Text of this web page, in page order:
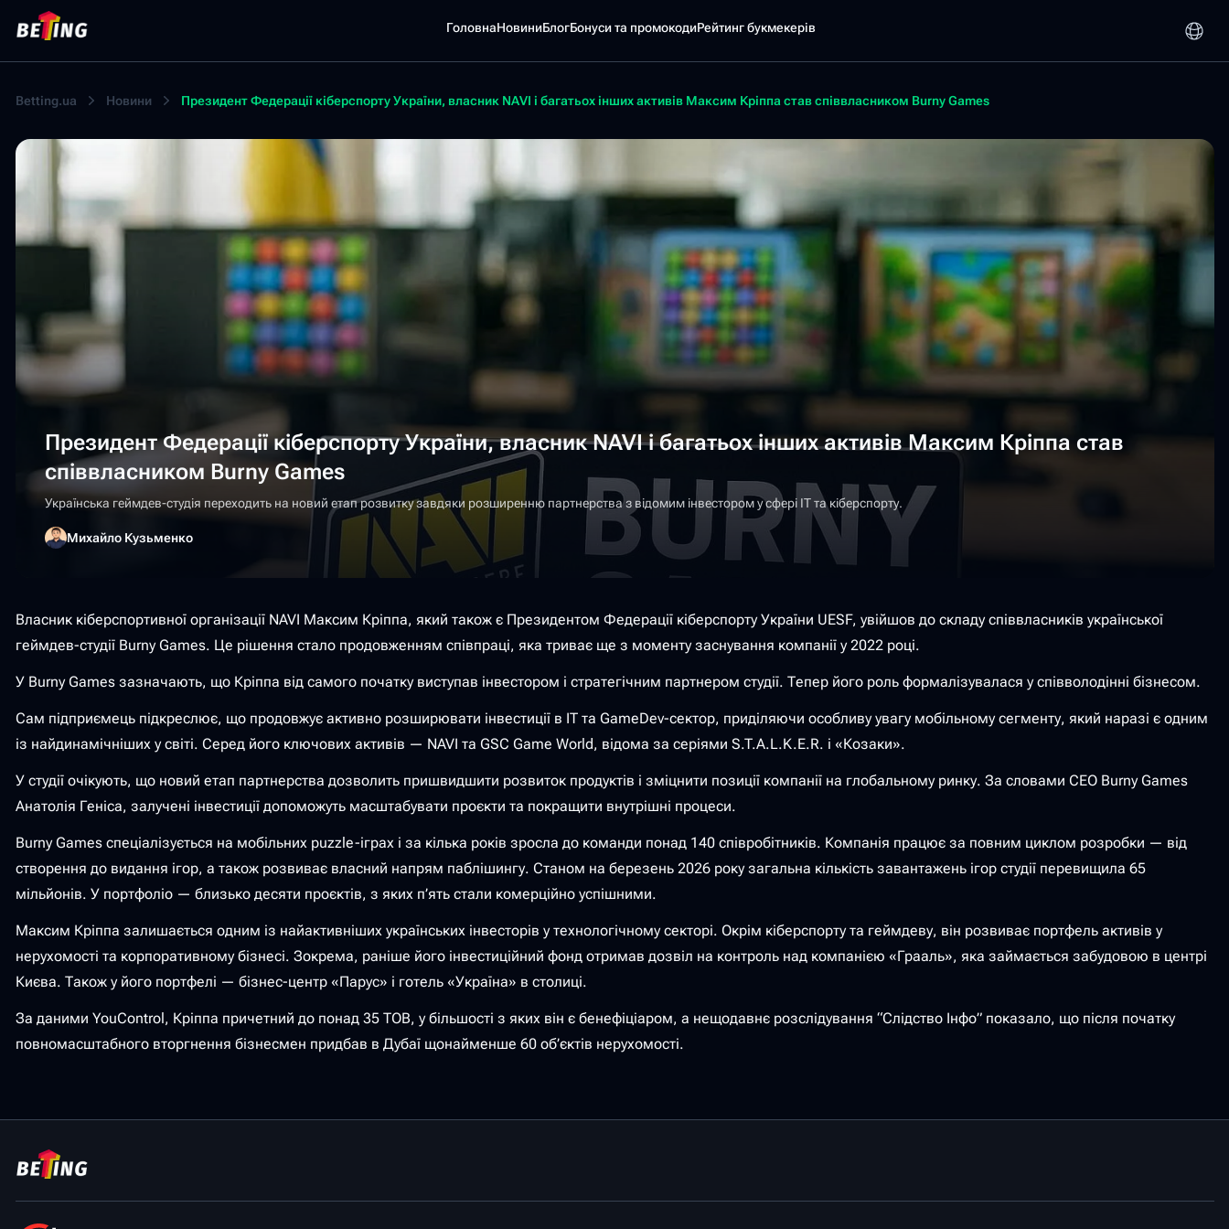
ГоловнаНовиниБлогБонуси та промокодиPейтинг букмекерів
Betting.ua Новини Президент Федерації кіберспорту України, власник NAVI і багатьох інших активів Максим Кріппа став співвласником Burny Games
Президент Федерації кіберспорту України, власник NAVI і багатьох інших активів Максим Кріппа став
співвласником Burny Games
Українська геймдев-студія переходить на новий етап розвитку завдяки розширенню партнерства з відомим інвестором у сфері IT та кіберспорту.
Михайло Кузьменко
Власник кіберспортивної організації NAVI Максим Кріппа, який також є Президентом Федерації кіберспорту України UESF, увійшов до складу співвласників української
геймдев-студії Burny Games. Це рішення стало продовженням співпраці, яка триває ще з моменту заснування компанії у 2022 році.
У Burny Games зазначають, що Кріппа від самого початку виступав інвестором і стратегічним партнером студії. Тепер його роль формалізувалася у співволодінні бізнесом.
Сам підприємець підкреслює, що продовжує активно розширювати інвестиції в IT та GameDev-сектор, приділяючи особливу увагу мобільному сегменту, який наразі є одним
із найдинамічніших у світі. Серед його ключових активів — NAVI та GSC Game World, відома за серіями S.T.A.L.K.E.R. і «Козаки».
У студії очікують, що новий етап партнерства дозволить пришвидшити розвиток продуктів і зміцнити позиції компанії на глобальному ринку. За словами CEO Burny Games
Анатолія Геніса, залучені інвестиції допоможуть масштабувати проєкти та покращити внутрішні процеси.
Burny Games спеціалізується на мобільних puzzle-іграх і за кілька років зросла до команди понад 140 співробітників. Компанія працює за повним циклом розробки — від
створення до видання ігор, а також розвиває власний напрям паблішингу. Станом на березень 2026 року загальна кількість завантажень ігор студії перевищила 65
мільйонів. У портфоліо — близько десяти проєктів, з яких п’ять стали комерційно успішними.
Максим Кріппа залишається одним із найактивніших українських інвесторів у технологічному секторі. Окрім кіберспорту та геймдеву, він розвиває портфель активів у
нерухомості та корпоративному бізнесі. Зокрема, раніше його інвестиційний фонд отримав дозвіл на контроль над компанією «Грааль», яка займається забудовою в центрі
Києва. Також у його портфелі — бізнес-центр «Парус» і готель «Україна» в столиці.
За даними YouControl, Кріппа причетний до понад 35 ТОВ, у більшості з яких він є бенефіціаром, а нещодавнє розслідування “Слідство Інфо” показало, що після початку
повномасштабного вторгнення бізнесмен придбав в Дубаї щонайменше 60 об’єктів нерухомості.